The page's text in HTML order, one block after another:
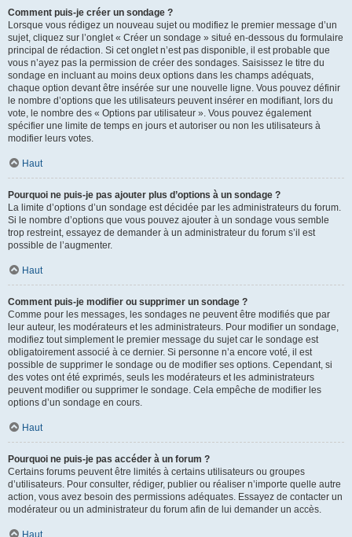
Comment puis-je créer un sondage ?
Lorsque vous rédigez un nouveau sujet ou modifiez le premier message d’un
sujet, cliquez sur l’onglet « Créer un sondage » situé en-dessous du formulaire
principal de rédaction. Si cet onglet n’est pas disponible, il est probable que
vous n’ayez pas la permission de créer des sondages. Saisissez le titre du
sondage en incluant au moins deux options dans les champs adéquats,
chaque option devant être insérée sur une nouvelle ligne. Vous pouvez définir
le nombre d’options que les utilisateurs peuvent insérer en modifiant, lors du
vote, le nombre des « Options par utilisateur ». Vous pouvez également
spécifier une limite de temps en jours et autoriser ou non les utilisateurs à
modifier leurs votes.
Haut
Pourquoi ne puis-je pas ajouter plus d’options à un sondage ?
La limite d’options d’un sondage est décidée par les administrateurs du forum.
Si le nombre d’options que vous pouvez ajouter à un sondage vous semble
trop restreint, essayez de demander à un administrateur du forum s’il est
possible de l’augmenter.
Haut
Comment puis-je modifier ou supprimer un sondage ?
Comme pour les messages, les sondages ne peuvent être modifiés que par
leur auteur, les modérateurs et les administrateurs. Pour modifier un sondage,
modifiez tout simplement le premier message du sujet car le sondage est
obligatoirement associé à ce dernier. Si personne n’a encore voté, il est
possible de supprimer le sondage ou de modifier ses options. Cependant, si
des votes ont été exprimés, seuls les modérateurs et les administrateurs
peuvent modifier ou supprimer le sondage. Cela empêche de modifier les
options d’un sondage en cours.
Haut
Pourquoi ne puis-je pas accéder à un forum ?
Certains forums peuvent être limités à certains utilisateurs ou groupes
d’utilisateurs. Pour consulter, rédiger, publier ou réaliser n’importe quelle autre
action, vous avez besoin des permissions adéquates. Essayez de contacter un
modérateur ou un administrateur du forum afin de lui demander un accès.
Haut